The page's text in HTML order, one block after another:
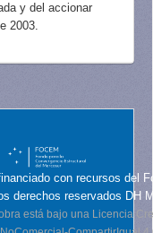
y del accionar
2003.
con recursos del
derechos reservados DH
está bajo una Licencia